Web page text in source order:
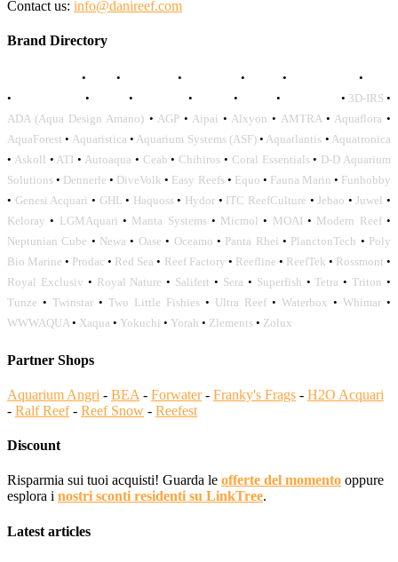
Contact us: info@danireef.com
Brand Directory
• • • • • •
•
• • • • • • 3D-IRS •
ADA (Aqua Design Amano) • AGP• Aipai • Alxyon • AMTRA• Aquaflora •
AquaForest • Aquaristica • Aquarium Systems (ASF)• Aquatlantis • Aquatronica
• Askoll • ATI • Autoaqua • Ceab • Chihiros • Coral Essentials• D-D Aquarium
Solutions • Dennerle • DiveVolk • Easy Reefs• Equo • Fauna Marin • Funhobby
• Genesi Acquari • GHL • Haquoss• Hydor • ITC ReefCulture •Jebao •Juwel •
Keloray • LGMAquari • Manta Systems• Micmol • MOAI • Modern Reef•
Neptunian Cube • Newa • Oase • Oceamo • Panta Rhei • PlanctonTech • Poly
Bio Marine • Prodac • Red Sea • Reef Factory • Reefline • ReefTek • Rossmont •
Royal Exclusiv • Royal Nature • Salifert • Sera • Superfish •Tetra •Triton •
Tunze • Twinstar • Two Little Fishies • Ultra Reef • Waterbox • Whimar •
WWWAQUA• Xaqua • Yokuchi • Yorah • Zlements • Zolux
Partner Shops
Aquarium Angri - BEA - Forwater- Franky's Frags - H2O Acquari
- Ralf Reef- Reef Snow - Reefest
Discount
Risparmia sui tuoi acquisti! Guarda le offerte del momento oppure
esplora i nostri sconti residenti su LinkTree.
Latest articles